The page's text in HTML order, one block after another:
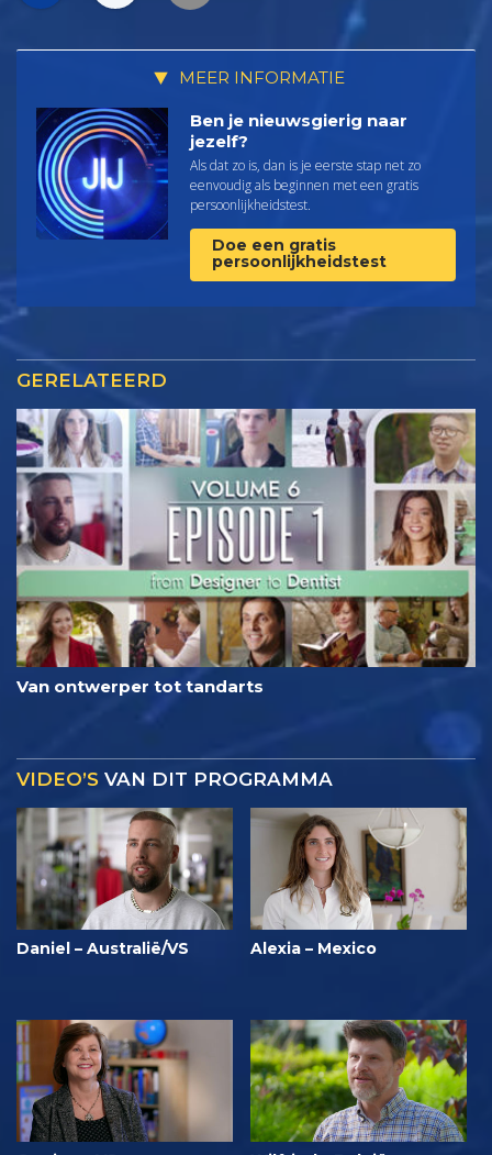
MEER INFORMATIE
Ben je nieuwsgierig naar
jezelf?
Als dat zo is, dan is je eerste stap net zo
eenvoudig als beginnen met een gratis
persoonlijkheids­test.
Doe een gratis
persoonlijkheidstest
GERELATEERD
Van ontwerper tot tandarts
VIDEO’S VAN DIT PROGRAMMA
Daniel – Australië/VS Alexia – Mexico